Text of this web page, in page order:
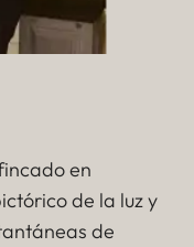
en
de la luz y
de